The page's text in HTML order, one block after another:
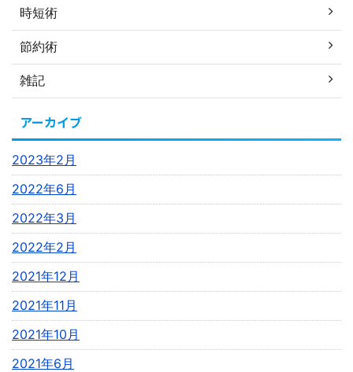
時短術
節約術
雑記
アーカイブ
2023年2月
2022年6月
2022年3月
2022年2月
2021年12月
2021年11月
2021年10月
2021年6月